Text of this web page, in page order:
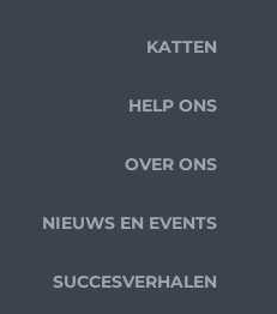
KATTEN
HELP ONS
OVER ONS
NIEUWS EN EVENTS
SUCCESVERHALEN